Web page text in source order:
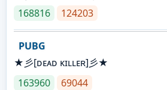
168816
124203
PUBG
★彡[ᴅᴇᴀᴅ ᴋɪʟʟᴇʀ]彡★
163960
69044